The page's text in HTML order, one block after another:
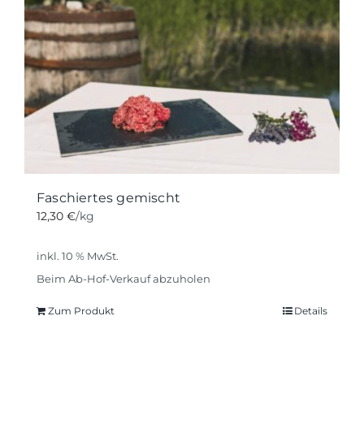
Faschiertes gemischt
12,30 €/kg
inkl. 10 % MwSt.
Beim Ab-Hof-Verkauf abzuholen
Zum Produkt Details